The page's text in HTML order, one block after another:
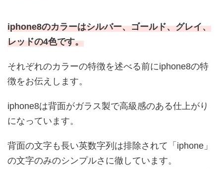
iphone8のカラーはシルバー、ゴールド、グレイ、
レッドの4色です。
それぞれのカラーの特徴を述べる前にiphone8の特
徴をお伝えします。
iphone8は背面がガラス製で高級感のある仕上がり
になっています。
背面の文字も長い英数字列は排除されて「iphone」
の文字のみのシンプルさに徹しています。